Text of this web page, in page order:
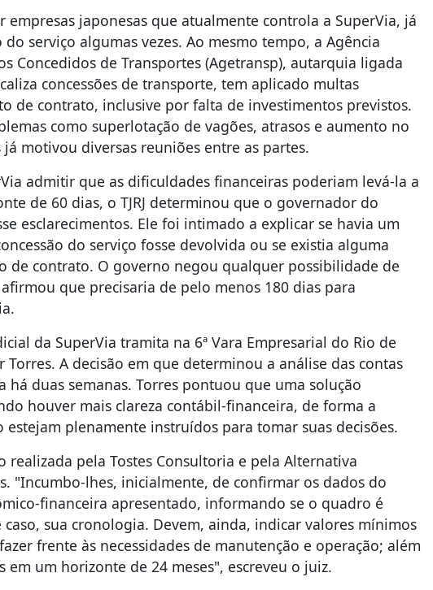
japonesas que atualmente controla a SuperVia, já
serviço algumas vezes. Ao mesmo tempo, a Agência
Concedidos de Transportes (Agetransp), autarquia ligada
concessões de transporte, tem aplicado multas
de contrato, inclusive por falta de investimentos previstos.
como superlotação de vagões, atrasos e aumento no
motivou diversas reuniões entre as partes.
admitir que as dificuldades financeiras poderiam levá-la a
de 60 dias, o TJRJ determinou que o governador do
esclarecimentos. Ele foi intimado a explicar se havia um
do serviço fosse devolvida ou se existia alguma
de contrato. O governo negou qualquer possibilidade de
que precisaria de pelo menos 180 dias para
da SuperVia tramita na 6ª Vara Empresarial do Rio de
A decisão em que determinou a análise das contas
há duas semanas. Torres pontuou que uma solução
houver mais clareza contábil-financeira, de forma a
plenamente instruídos para tomar suas decisões.
realizada pela Tostes Consultoria e pela Alternativa
"Incumbo-lhes, inicialmente, de confirmar os dados do
financeira apresentado, informando se o quadro é
caso, sua cronologia. Devem, ainda, indicar valores mínimos
frente às necessidades de manutenção e operação; além
em um horizonte de 24 meses", escreveu o juiz.